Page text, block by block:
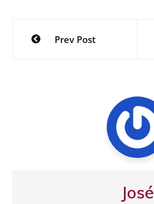
Navegación
Prev Post
José